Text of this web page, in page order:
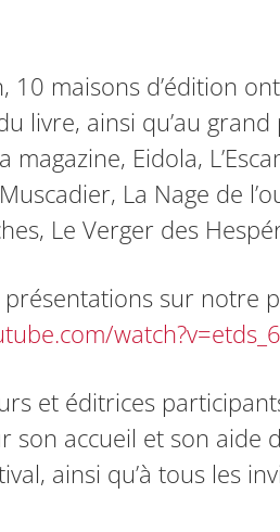
10 maisons d’édition
livre, ainsi qu’au
magazine, Eidola,
La Nage de
Le Verger des
sur notre
et éditrices
son accueil et son aide
ainsi qu’à tous les